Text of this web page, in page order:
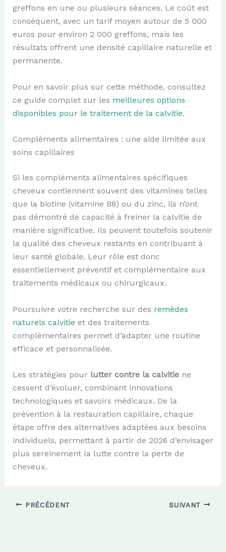
greffons en une ou plusieurs séances. Le coût est
conséquent, avec un tarif moyen autour de 5 000
euros pour environ 2 000 greffons, mais les
résultats offrent une densité capillaire naturelle et
permanente.
Pour en savoir plus sur cette méthode, consultez
ce guide complet sur les meilleures options
disponibles pour le traitement de la calvitie.
Compléments alimentaires : une aide limitée aux
soins capillaires
Si les compléments alimentaires spécifiques
cheveux contiennent souvent des vitamines telles
que la biotine (vitamine B8) ou du zinc, ils n’ont
pas démontré de capacité à freiner la calvitie de
manière significative. Ils peuvent toutefois soutenir
la qualité des cheveux restants en contribuant à
leur santé globale. Leur rôle est donc
essentiellement préventif et complémentaire aux
traitements médicaux ou chirurgicaux.
Poursuivre votre recherche sur des remèdes
naturels calvitie et des traitements
complémentaires permet d’adapter une routine
efficace et personnalisée.
Les stratégies pour lutter contre la calvitiene
cessent d’évoluer, combinant innovations
technologiques et savoirs médicaux. De la
prévention à la restauration capillaire, chaque
étape offre des alternatives adaptées aux besoins
individuels, permettant à partir de 2026 d’envisager
plus sereinement la lutte contre la perte de
cheveux.
PRÉCÉDENT SUIVANT